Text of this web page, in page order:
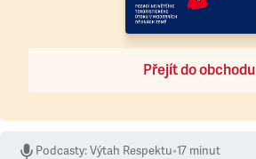
Přejít do obchodu
Podcasty:Výtah Respektu•17 minut